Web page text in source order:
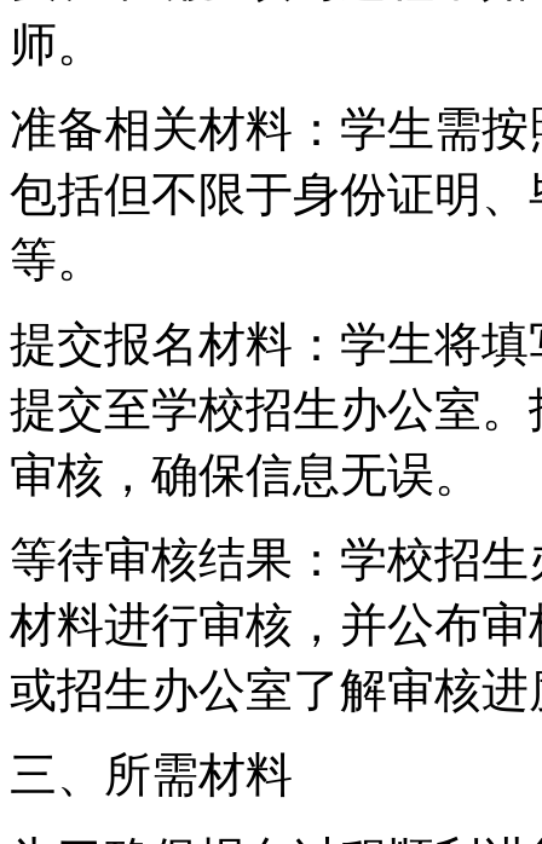
师。
准备相关材料：学生需
包括但不限于身份证明
等。
提交报名材料：学生将
提交至学校招生办公室
审核，确保信息无误。
等待审核结果：学校招
材料进行审核，并公布
或招生办公室了解审核
三、所需材料